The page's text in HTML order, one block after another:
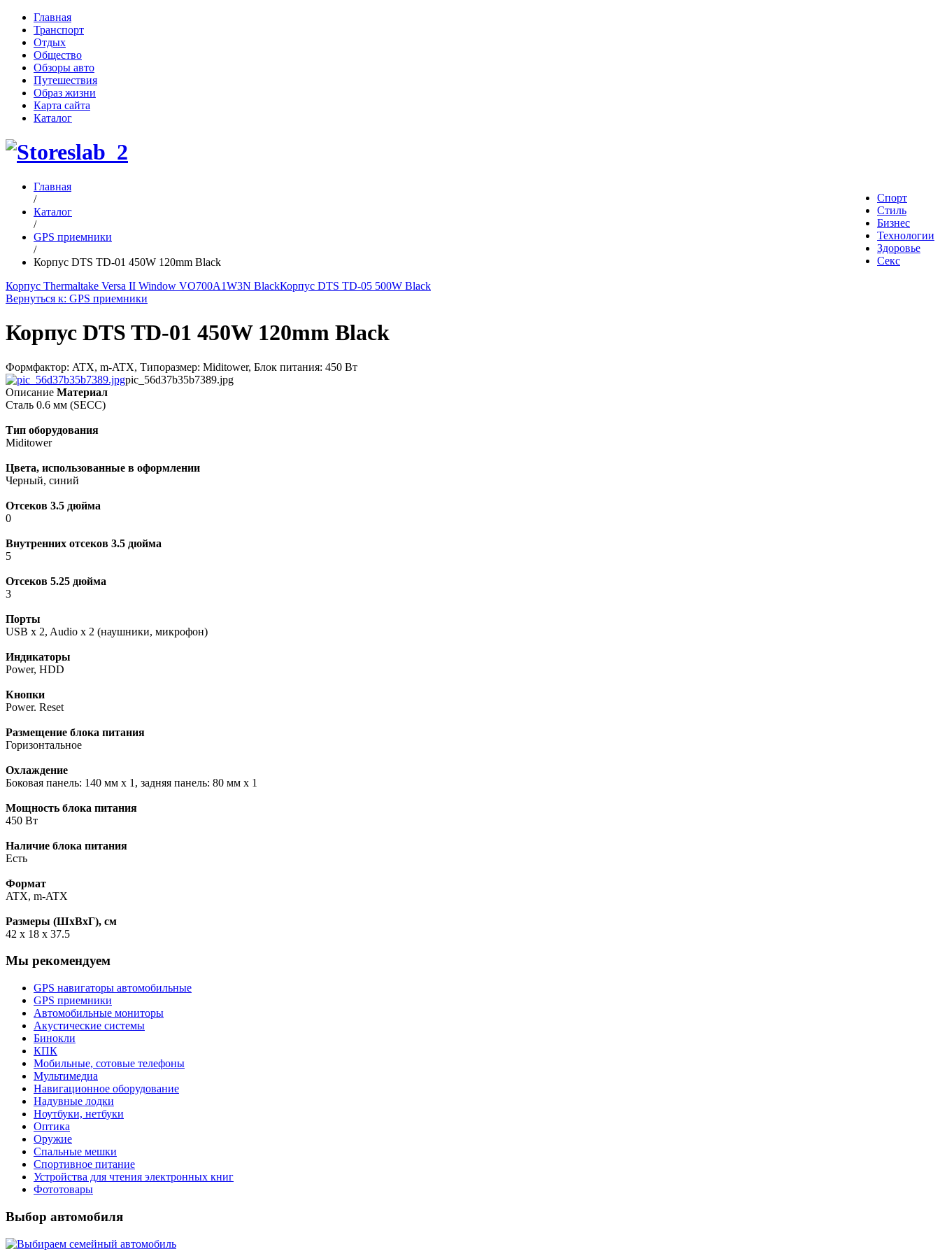
Главная
Транспорт
Отдых
Общество
Обзоры авто
Путешествия
Образ жизни
Карта сайта
Каталог
Спорт
Стиль
Бизнес
Технологии
Здоровье
Секс
Главная
/
Каталог
/
GPS приемники
/
Корпус DTS TD-01 450W 120mm Black
Корпус Thermaltake Versa II Window VO700A1W3N BlackКорпус DTS TD-05 500W Black
Вернуться к: GPS приемники
Корпус DTS TD-01 450W 120mm Black
Формфактор: ATX, m-ATX, Типоразмер: Miditower, Блок питания: 450 Вт
pic_56d37b35b7389.jpg
Описание Материал
Сталь 0.6 мм (SECC)
Тип оборудования
Miditower
Цвета, использованные в оформлении
Черный, синий
Отсеков 3.5 дюйма
0
Внутренних отсеков 3.5 дюйма
5
Отсеков 5.25 дюйма
3
Порты
USB x 2, Audio x 2 (наушники, микрофон)
Индикаторы
Power, HDD
Кнопки
Power. Reset
Размещение блока питания
Горизонтальное
Охлаждение
Боковая панель: 140 мм x 1, задняя панель: 80 мм x 1
Мощность блока питания
450 Вт
Наличие блока питания
Есть
Формат
ATX, m-ATX
Размеры (ШхВхГ), см
42 х 18 х 37.5
Мы рекомендуем
GPS навигаторы автомобильные
GPS приемники
Автомобильные мониторы
Акустические системы
Бинокли
КПК
Мобильные, сотовые телефоны
Мультимедиа
Навигационное оборудование
Надувные лодки
Ноутбуки, нетбуки
Оптика
Оружие
Спальные мешки
Спортивное питание
Устройства для чтения электронных книг
Фототовары
Выбор автомобиля